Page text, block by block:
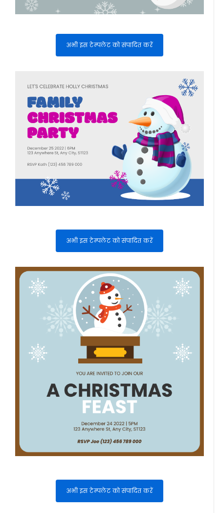
अभी इस टेम्पलेट को संपादित करें
अभी इस टेम्पलेट को संपादित करें
अभी इस टेम्पलेट को संपादित करें